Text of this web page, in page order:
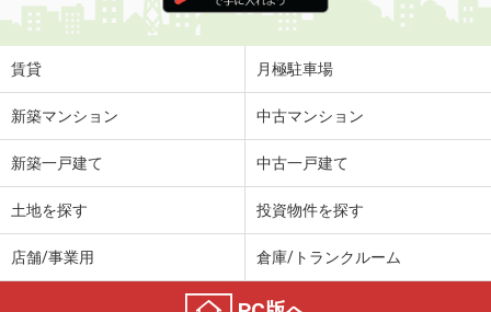
賃貸 月極駐車場
新築マンション 中古マンション
新築一戸建て 中古一戸建て
土地を探す 投資物件を探す
店舗/事業用 倉庫/トランクルーム